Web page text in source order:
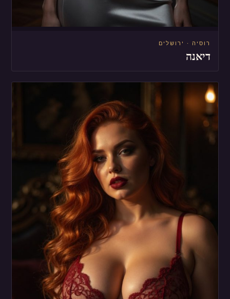
רוסיה · ירושלים
דיאנה